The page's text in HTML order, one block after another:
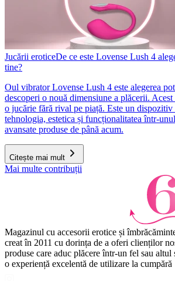
Jucării eroticeDe ce este Lovense Lush 4
tine?
Oul vibrator Lovense Lush 4 este alegerea
descoperi o nouă dimensiune a plăcerii.
o jucărie fără rival pe piață. Este un dispozitiv
tehnologia, estetica și funcționalitatea într-
avansate produse de până acum.
Citește mai mult
Mai multe contribuții
Magazinul cu accesorii erotice și
creat în 2011 cu dorința de a oferi clienților
produse care aduc plăcere într-un fel sau
o experiență excelentă de utilizare la cumpără